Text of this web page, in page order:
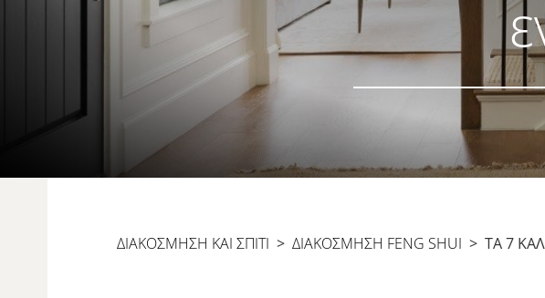
ΔΙΑΚΟΣΜΗΣΗ ΚΑΙ ΣΠΙΤΙ > ΔΙΑΚΌΣΜΗΣΗ FENG SHUI > ΤΑ 7